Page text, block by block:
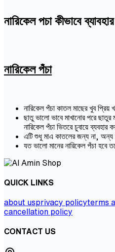
নারিকেল পচা কীভাবে
নারিকেল পঁচা
নারিকেল পঁচা কাতল মাছের খুব প্রিয়
ছাতু ভালো ভাবে মাখানোর পরে
নারিকেল পঁচা ভিতরে চুবায়ে ব্যবহার
এটি শুধু মাএ কাতলের জন্য না, অন্য
যত ভালো মানের নারিকেল পঁচা
QUICK LINKS
about usprivacy policyterms
cancellation policy
CONTACT US